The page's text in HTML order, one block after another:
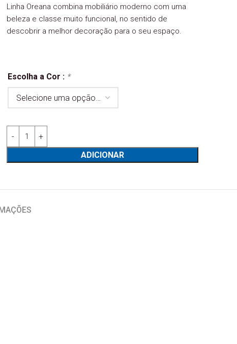
Linha Oreana combina mobiliário moderno com uma
beleza e classe muito funcional, no sentido de
descobrir a melhor decoração para o seu espaço.
Escolha a Cor : *
Quantidade de Estante Oreana Composição 01
ADICIONAR